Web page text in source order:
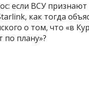
если ВСУ
как тогда
о том, что «в
по плану»?